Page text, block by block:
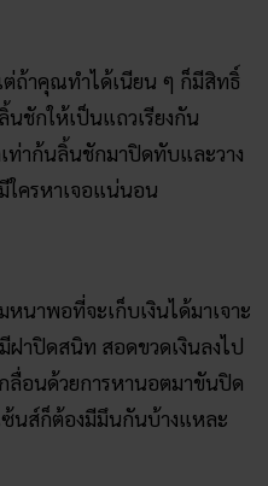
ถ้าคุณทำได้เนียน ๆ ก็มีสิทธิ์
นชักให้เป็นแถวเรียงกัน
ท่าก้นลิ้นชักมาปิดทับและวาง
ใครหาเจอแน่นอน
นาพอที่จะเก็บเงินได้มาเจาะ
ฝาปิดสนิท สอดขวดเงินลงไป
ลื่อนด้วยการหานอตมาขันปิด
นส์ก็ต้องมีมึนกันบ้างแหละ